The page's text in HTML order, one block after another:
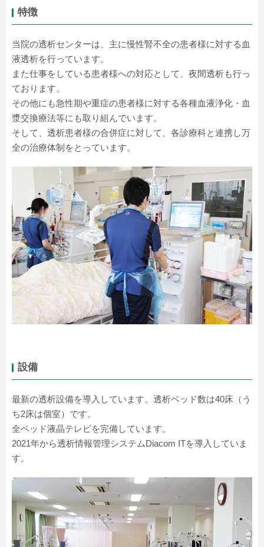
特徴
当院の透析センターは、主に慢性腎不全の患者様に対する血
液透析を行っています。
また仕事をしている患者様への対応として、夜間透析も行っ
ております。
その他にも急性期や重症の患者様に対する各種血液浄化・血
漿交換療法等にも取り組んでいます。
そして、透析患者様の合併症に対して、各診療科と連携し万
全の治療体制をとっています。
設備
最新の透析設備を導入しています。透析ベッド数は40床（う
ち2床は個室）です。
全ベッド液晶テレビを完備しています。
2021年から透析情報管理システムDiacom ITを導入していま
す。